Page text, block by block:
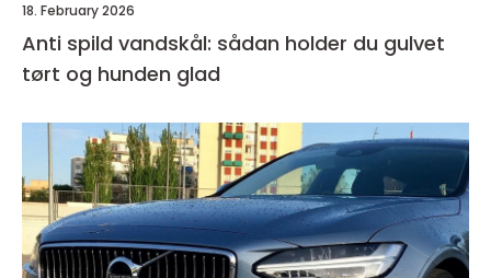
18. February 2026
Anti spild vandskål: sådan holder du gulvet
tørt og hunden glad